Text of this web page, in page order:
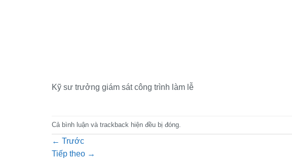
Kỹ sư trưởng giám sát công trình làm lễ
Cả bình luận và trackback hiện đều bị đóng.
← Trước
Tiếp theo →